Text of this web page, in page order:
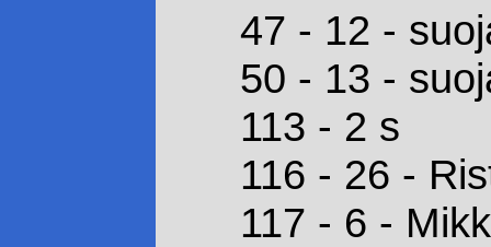
47 - 12 -
50 - 13 -
113 - 2 s
116 - 26 -
117 - 6 -